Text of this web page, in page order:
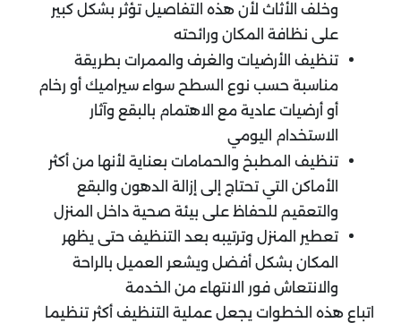
وخلف الأثاث لأن هذه التفاصيل تؤثر بشكل كبير
على نظافة المكان ورائحته
تنظيف الأرضيات والغرف والممرات بطريقة
مناسبة حسب نوع السطح سواء سيراميك أو رخام
أو أرضيات عادية مع الاهتمام بالبقع وآثار
الاستخدام اليومي
تنظيف المطبخ والحمامات بعناية لأنها من أكثر
الأماكن التي تحتاج إلى إزالة الدهون والبقع
والتعقيم للحفاظ على بيئة صحية داخل المنزل
تعطير المنزل وترتيبه بعد التنظيف حتى يظهر
المكان بشكل أفضل ويشعر العميل بالراحة
والانتعاش فور الانتهاء من الخدمة
اتباع هذه الخطوات يجعل عملية التنظيف أكثر تنظيما